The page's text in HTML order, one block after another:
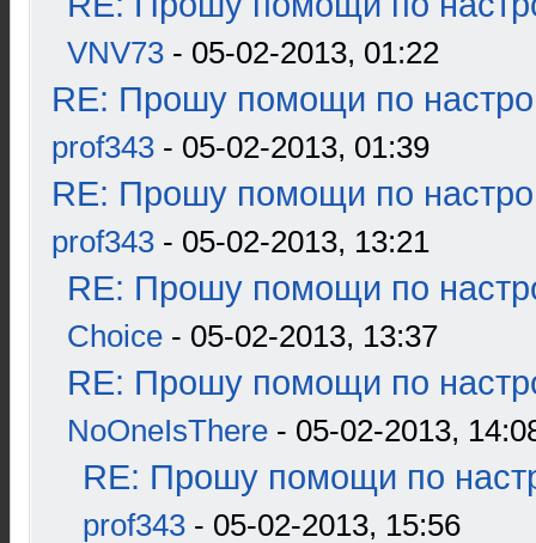
VNV73 - 05-02-2013, 01:22
RE: Прошу помощи по
prof343 - 05-02-2013, 01:39
RE: Прошу помощи по
prof343 - 05-02-2013, 13:21
RE: Прошу помощи по
Choice - 05-02-2013, 13:37
RE: Прошу помощи по
NoOneIsThere - 05-02-2013,
RE: Прошу помощи по
prof343 - 05-02-2013, 15:56